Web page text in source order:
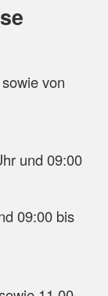
von
und 09:00
09:00 bis